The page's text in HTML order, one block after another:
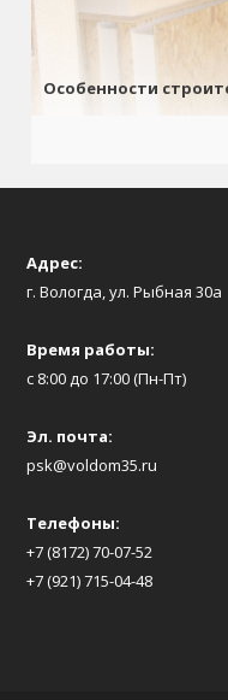
Особенности
Адрес:
г. Вологда, ул. Рыбная 30а
Время работы:
с 8:00 до 17:00 (Пн-Пт)
Эл. почта:
psk@voldom35.ru
Телефоны:
+7 (8172) 70-07-52
+7 (921) 715-04-48